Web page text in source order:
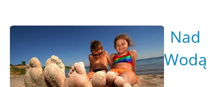
Nad
Wodą